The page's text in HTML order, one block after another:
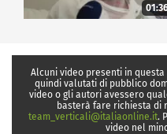
Alcuni video presenti in
quindi valutati di pubblico
video o gli autori avessero
basterà fare richiesta di
team_verticali@italiaonline.it.
video nel